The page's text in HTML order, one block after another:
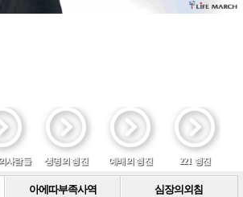
사람들 생명의 행진 예배의 행진 221 행진
아에따부족사역 심장의외침